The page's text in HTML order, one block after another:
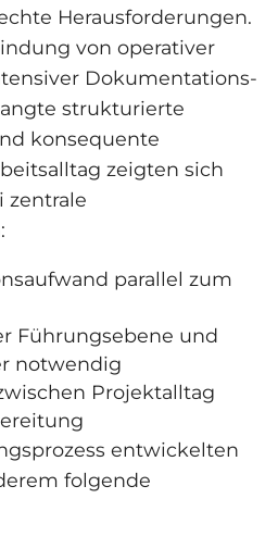
Herausforderungen.
von operativer
Dokumentations-
strukturierte
konsequente
zeigten sich
zentrale
parallel zum
Führungsebene und
notwendig
Projektalltag
entwickelten
folgende